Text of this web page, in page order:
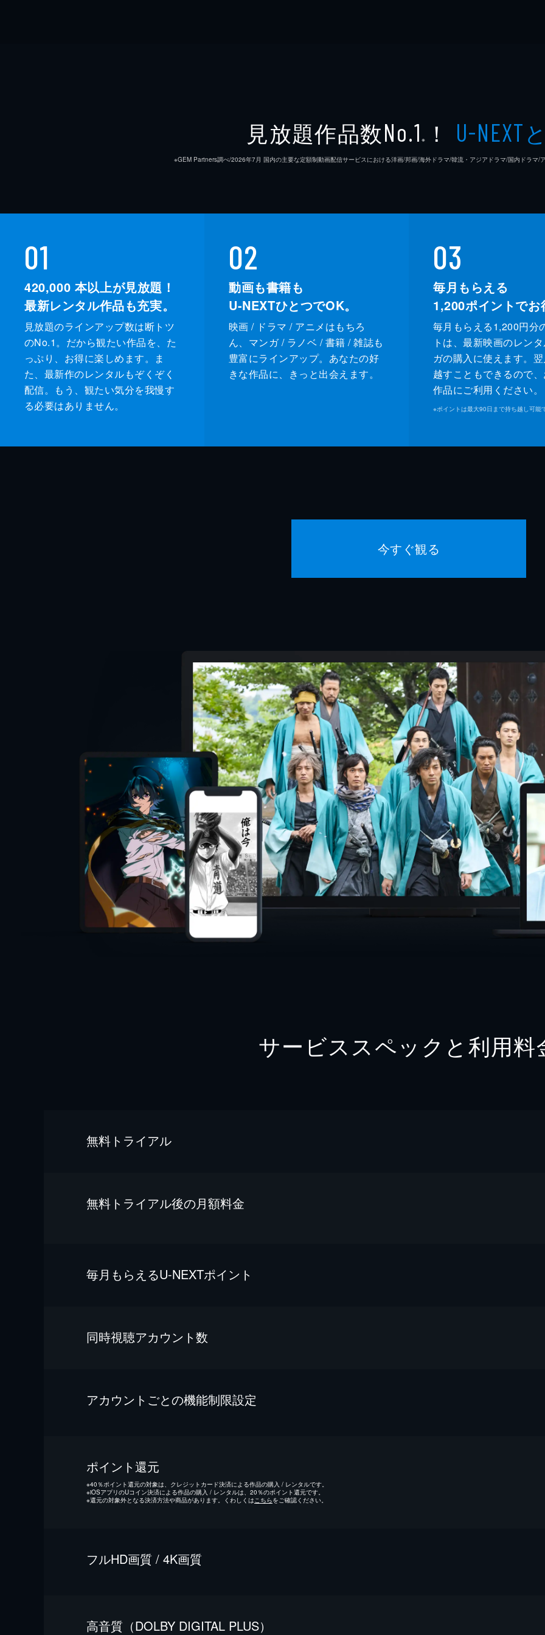
見放題作品数No.1 ※ ！ U-NEXT
※GEM Partners調べ/2026年7⽉ 国内の主要な定額制動画配信サービスにおける洋画/邦画/海外ドラマ/韓流・アジアドラマ/国内ドラマ/
01
420,000 本以上が見放題！
最新レンタル作品も充実。
見放題のラインアップ数は断トツ
のNo.1。だから観たい作品を、た
っぷり、お得に楽しめます。ま
た、最新作のレンタルもぞくぞく
配信。もう、観たい気分を我慢す
る必要はありません。
02
動画も書籍も
U-NEXTひとつでOK。
映画 / ドラマ / アニメはもちろ
ん、マンガ / ラノベ / 書籍 / 雑誌も
豊富にラインアップ。あなたの好
きな作品に、きっと出会えます。
03
毎月もらえる
1,200ポイントでお
毎月もらえる1,200円分
トは、最新映画のレン
ガの購入に使えます。
越すこともできるので
作品にご利用ください。
※ポイントは最大90日まで持ち越し可能
今すぐ観る
サービススペックと利用料
無料トライアル
無料トライアル後の⽉額料金
毎⽉もらえるU-NEXTポイント
同時視聴アカウント数
アカウントごとの機能制限設定
ポイント還元
※40％ポイント還元の対象は、クレジットカード決済による作品の購入 / レンタルです。
※iOSアプリのUコイン決済による作品の購入 / レンタルは、20％のポイント還元です。
※還元の対象外となる決済方法や商品があります。くわしくは こちらをご確認ください。
フルHD画質 / 4K画質
⾼⾳質（DOLBY DIGITAL PLUS）